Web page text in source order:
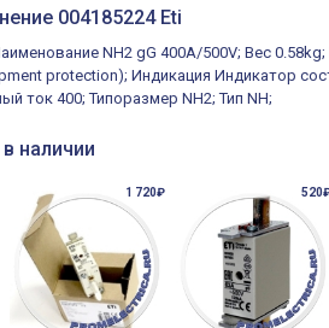
004185224 Eti
NH2 gG 400A/500V; Вес
protection); Индикация Индикатор
ток 400; Типоразмер NH2; Тип NH;
наличии
1 720₽